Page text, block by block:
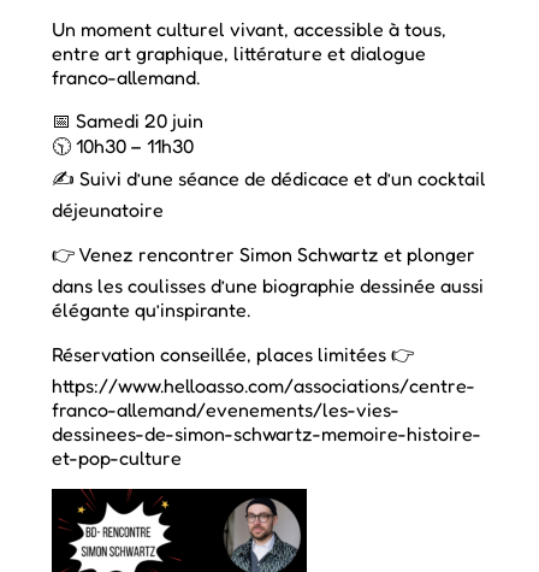
Un moment culturel vivant, accessible à tous,
entre art graphique, littérature et dialogue
franco-allemand.
📅 Samedi 20 juin
🕥 10h30 – 11h30
✍️ Suivi d’une séance de dédicace et d’un cocktail
déjeunatoire
👉 Venez rencontrer Simon Schwartz et plonger
dans les coulisses d’une biographie dessinée aussi
élégante qu’inspirante.
Réservation conseillée, places limitées 👉
https://www.helloasso.com/associations/centre-
franco-allemand/evenements/les-vies-
dessinees-de-simon-schwartz-memoire-histoire-
et-pop-culture